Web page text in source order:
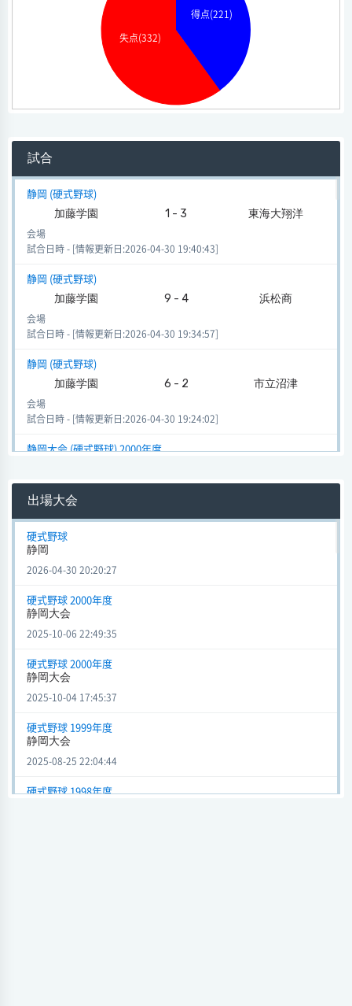
得点(221)
失点(332)
試合
静岡 (硬式野球)
加藤学園 1 - 3 東海大翔洋
会場
試合日時 - [情報更新日:2026-04-30 19:40:43]
静岡 (硬式野球)
加藤学園 9 - 4 浜松商
会場
試合日時 - [情報更新日:2026-04-30 19:34:57]
静岡 (硬式野球)
加藤学園 6 - 2 市立沼津
会場
試合日時 - [情報更新日:2026-04-30 19:24:02]
静岡大会 (硬式野球) 2000年度
試合日時 - [情報更新日:2025-10-06 21:53:42]
静岡大会 (硬式野球) 1999年度
会場
静岡大会 (硬式野球) 1999年度
加藤学園
会場
試合日時 - [情報更新日:2025-08-25 21:47:14]
静岡大会 (硬式野球) 1998年度
加藤学園
会場
試合日時 - [情報更新日:2025-08-14 12:11:55]
選抜大会 Bブロック (硬式野球) 第18回
出場大会
硬式野球
静岡
2026-04-30 20:20:27
硬式野球 2000年度
静岡大会
2025-10-06 22:49:35
硬式野球 2000年度
静岡大会
2025-10-04 17:45:37
硬式野球 1999年度
静岡大会
2025-08-25 22:04:44
硬式野球 1998年度